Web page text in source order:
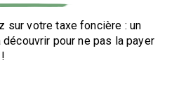
sur votre taxe foncière : un
pour ne pas la payer